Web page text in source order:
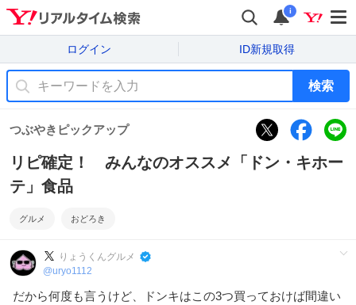
i
ログイン ID新規取得
検索
つぶやきピックアップ
リピ確定！ みんなのオススメ「ドン・キホー
テ」食品
グルメ おどろき
りょうくんグルメ
@uryo1112
だから何度も言うけど、ドンキはこの3つ買っておけば間違い